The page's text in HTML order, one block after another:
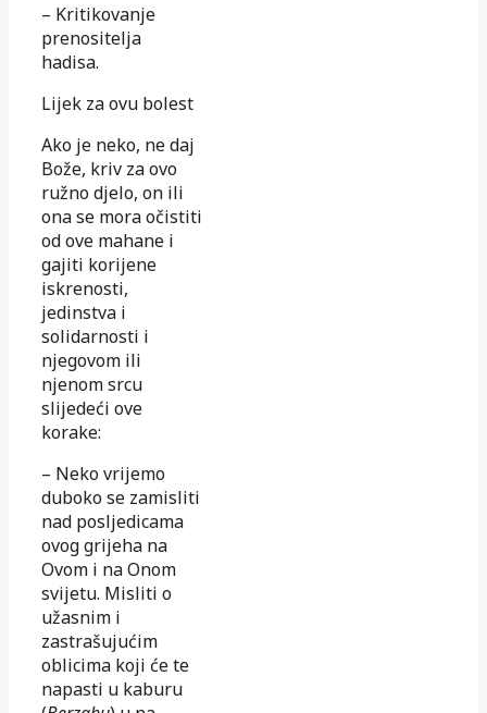
– Kritikovanje
prenositelja
hadisa.
Lijek za ovu bolest
Ako je neko, ne daj
Bože, kriv za ovo
ružno djelo, on ili
ona se mora očistiti
od ove mahane i
gajiti korijene
iskrenosti,
jedinstva i
solidarnosti i
njegovom ili
njenom srcu
slijedeći ove
korake:
– Neko vrijemo
duboko se zamisliti
nad posljedicama
ovog grijeha na
Ovom i na Onom
svijetu. Misliti o
užasnim i
zastrašujućim
oblicima koji će te
napasti u kaburu